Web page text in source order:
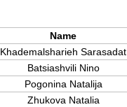
Name
Khademalsharieh Sarasadat
Batsiashvili Nino
Pogonina Natalija
Zhukova Natalia